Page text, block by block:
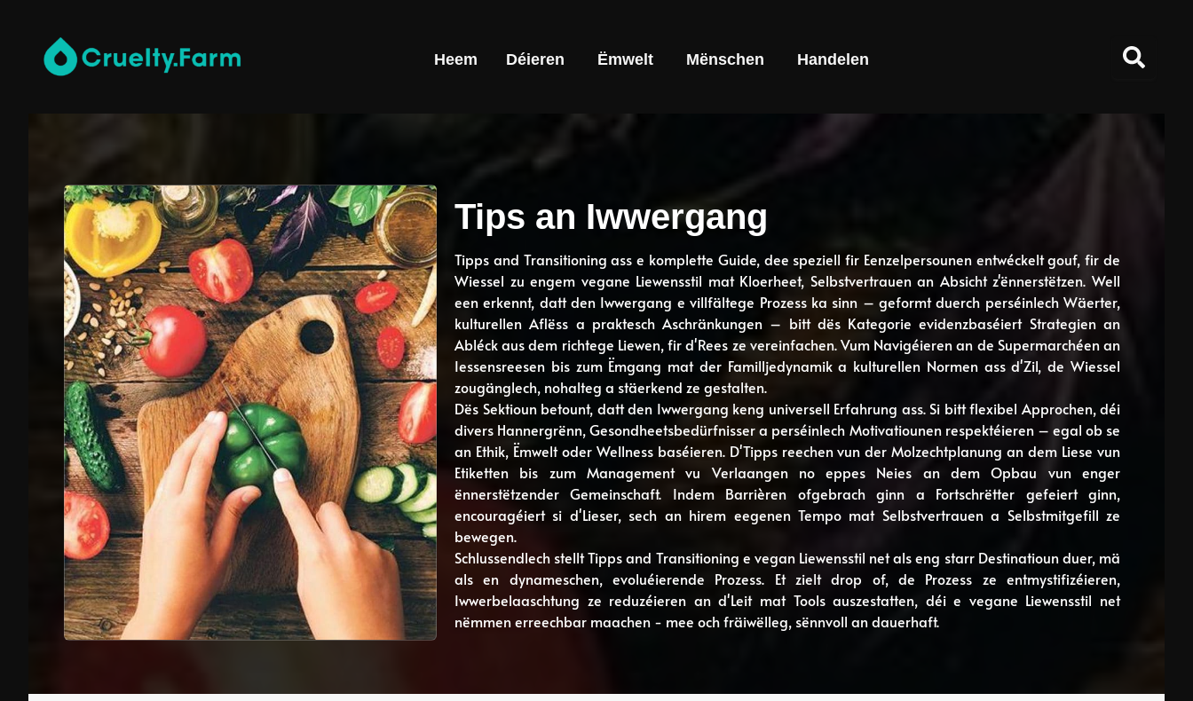
Heem Déieren Ëmwelt Mënschen Handelen
Tips an Iwwergang
Tipps and Transitioning ass e komplette Guide, dee speziell fir Eenzelpersounen entwéckelt gouf, fir de
Wiessel zu engem vegane Liewensstil mat Kloerheet, Selbstvertrauen an Absicht z'ënnerstëtzen. Well
een erkennt, datt den Iwwergang e villfältege Prozess ka sinn – geformt duerch perséinlech Wäerter,
kulturellen Aflëss a praktesch Aschränkungen – bitt dës Kategorie evidenzbaséiert Strategien an
Abléck aus dem richtege Liewen, fir d'Rees ze vereinfachen. Vum Navigéieren an de Supermarchéen an
Iessensreesen bis zum Ëmgang mat der Familljedynamik a kulturellen Normen ass d'Zil, de Wiessel
zougänglech, nohalteg a stäerkend ze gestalten.
Dës Sektioun betount, datt den Iwwergang keng universell Erfahrung ass. Si bitt flexibel Approchen, déi
divers Hannergrënn, Gesondheetsbedürfnisser a perséinlech Motivatiounen respektéieren – egal ob se
an Ethik, Ëmwelt oder Wellness baséieren. D'Tipps reechen vun der Molzechtplanung an dem Liese vun
Etiketten bis zum Management vu Verlaangen no eppes Neies an dem Opbau vun enger
ënnerstëtzender Gemeinschaft. Indem Barrièren ofgebrach ginn a Fortschrëtter gefeiert ginn,
encouragéiert si d'Lieser, sech an hirem eegenen Tempo mat Selbstvertrauen a Selbstmitgefill ze
bewegen.
Schlussendlech stellt Tipps and Transitioning e vegan Liewensstil net als eng starr Destinatioun duer, mä
als en dynameschen, evoluéierende Prozess. Et zielt drop of, de Prozess ze entmystifizéieren,
Iwwerbelaaschtung ze reduzéieren an d'Leit mat Tools auszestatten, déi e vegane Liewensstil net
nëmmen erreechbar maachen - mee och fräiwëlleg, sënnvoll an dauerhaft.